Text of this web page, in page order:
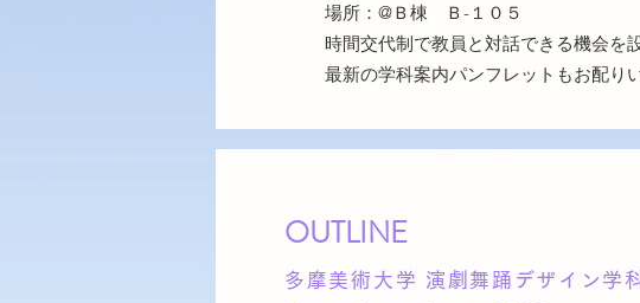
場所：@Ｂ棟 Ｂ-１０５
時間交代制で教員と対話できる機会を
最新の学科案内パンフレットもお配り
OUTLINE
多摩美術大学 演劇舞踊デザイン学